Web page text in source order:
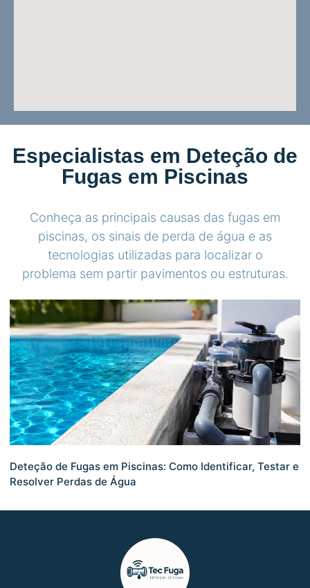
Especialistas em Deteção de
Fugas em Piscinas
Conheça as principais causas das fugas em
piscinas, os sinais de perda de água e as
tecnologias utilizadas para localizar o
problema sem partir pavimentos ou estruturas.
Deteção de Fugas em Piscinas: Como Identificar, Testar e
Resolver Perdas de Água